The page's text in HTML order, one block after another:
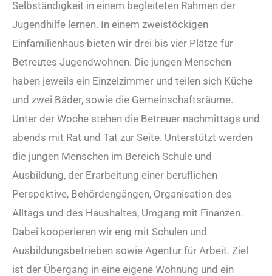
Selbständigkeit in einem begleiteten Rahmen der
Jugendhilfe lernen. In einem zweistöckigen
Einfamilienhaus bieten wir drei bis vier Plätze für
Betreutes Jugendwohnen. Die jungen Menschen
haben jeweils ein Einzelzimmer und teilen sich Küche
und zwei Bäder, sowie die Gemeinschaftsräume.
Unter der Woche stehen die Betreuer nachmittags und
abends mit Rat und Tat zur Seite. Unterstützt werden
die jungen Menschen im Bereich Schule und
Ausbildung, der Erarbeitung einer beruflichen
Perspektive, Behördengängen, Organisation des
Alltags und des Haushaltes, Umgang mit Finanzen.
Dabei kooperieren wir eng mit Schulen und
Ausbildungsbetrieben sowie Agentur für Arbeit. Ziel
ist der Übergang in eine eigene Wohnung und ein